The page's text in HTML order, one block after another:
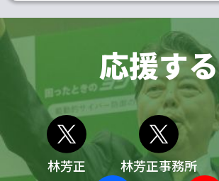
応援する
林芳正 林芳正事務所